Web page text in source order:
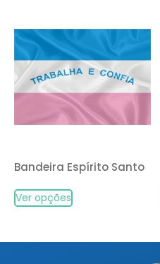
Bandeira Espírito Santo
Ver opções